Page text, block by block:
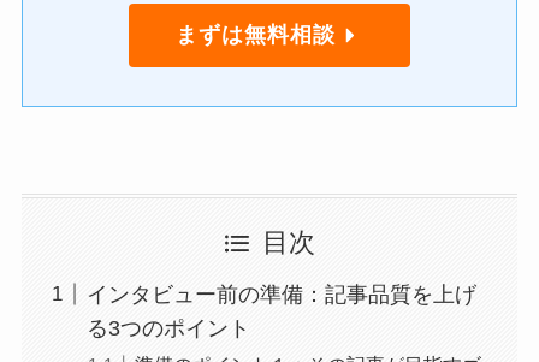
まずは無料相談
目次
インタビュー前の準備：記事品質を上げ
る3つのポイント